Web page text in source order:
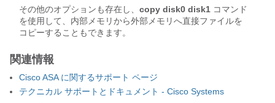
その他のオプションも存在し、 copy disk0 disk1 コマンド
を使用して、内部メモリから外部メモリへ直接ファイルを
コピーすることもできます。
関連情報
Cisco ASA に関するサポート ページ
テクニカル サポートとドキュメント - Cisco Systems